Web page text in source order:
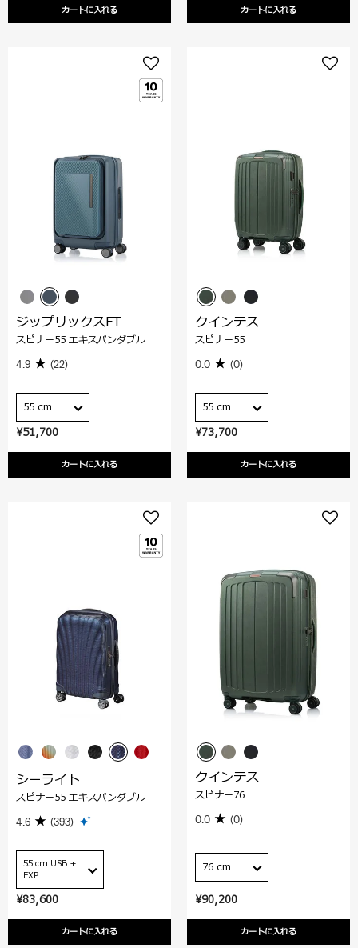
カートに入れる カートに入れる
¥51,700
カートに入れる
ジップリックスFT
スピナー55 エキスパンダブル
4.9 (22)
55 cm
¥73,700
カートに入れる
クインテス
スピナー55
0.0 (0)
55 cm
¥83,600
カートに入れる
シーライト
スピナー55 エキスパンダブル
4.6 (393)
55 cm USB +
EXP
¥90,200
カートに入れる
クインテス
スピナー76
0.0 (0)
76 cm